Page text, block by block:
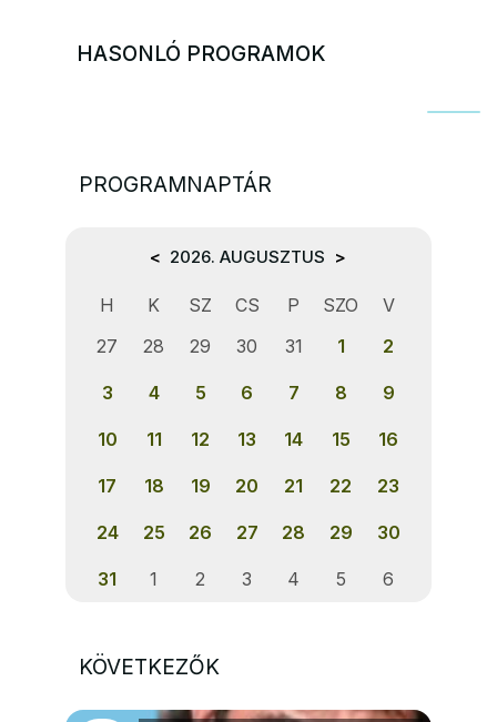
HASONLÓ PROGRAMOK
PROGRAMNAPTÁR
< 2026. AUGUSZTUS >
H K SZ CS P SZO
V
27
28 29 30 31 1 2
3 4 5 6 7 8 9
10 11 12 13 14 15 16
17 18 19 20 21 22 23
24 25 26 27 28 29 30
31 1 2 3 4 5 6
KÖVETKEZŐK